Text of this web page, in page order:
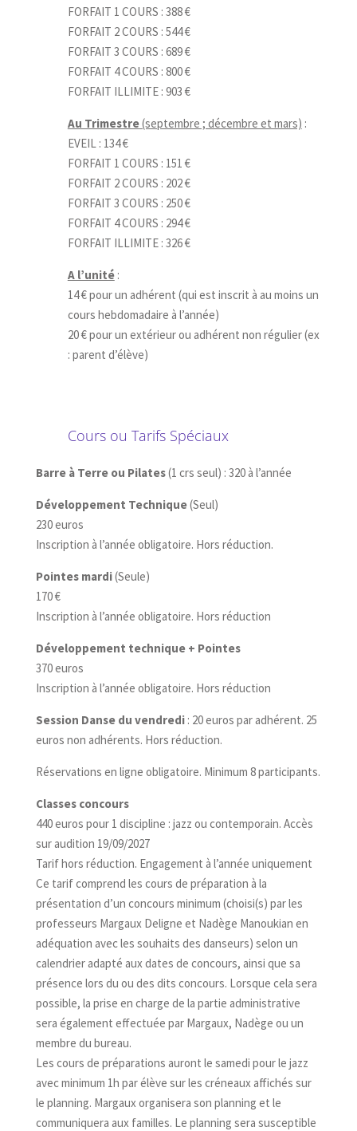
FORFAIT 1 COURS : 388 €
FORFAIT 2 COURS : 544 €
FORFAIT 3 COURS : 689 €
FORFAIT 4 COURS : 800 €
FORFAIT ILLIMITE : 903 €
Au Trimestre(septembre ; décembre et mars) :
EVEIL : 134 €
FORFAIT 1 COURS : 151 €
FORFAIT 2 COURS : 202 €
FORFAIT 3 COURS : 250 €
FORFAIT 4 COURS : 294 €
FORFAIT ILLIMITE : 326 €
A l’unité :
14 € pour un adhérent (qui est inscrit à au moins un
cours hebdomadaire à l’année)
20 € pour un extérieur ou adhérent non régulier (ex
: parent d’élève)
Cours ou Tarifs Spéciaux
Barre à Terre ou Pilates(1 crs seul) : 320 à l’année
Développement Technique(Seul)
230 euros
Inscription à l’année obligatoire. Hors réduction.
Pointes mardi(Seule)
170 €
Inscription à l’année obligatoire. Hors réduction
Développement technique + Pointes
370 euros
Inscription à l’année obligatoire. Hors réduction
Session Danse du vendredi: 20 euros par adhérent. 25
euros non adhérents. Hors réduction.
Réservations en ligne obligatoire. Minimum 8 participants.
Classes concours
440 euros pour 1 discipline : jazz ou contemporain. Accès
sur audition 19/09/2027
Tarif hors réduction. Engagement à l’année uniquement
Ce tarif comprend les cours de préparation à la
présentation d’un concours minimum (choisi(s) par les
professeurs Margaux Deligne et Nadège Manoukian en
adéquation avec les souhaits des danseurs) selon un
calendrier adapté aux dates de concours, ainsi que sa
présence lors du ou des dits concours. Lorsque cela sera
possible, la prise en charge de la partie administrative
sera également effectuée par Margaux, Nadège ou un
membre du bureau.
Les cours de préparations auront le samedi pour le jazz
avec minimum 1h par élève sur les créneaux affichés sur
le planning. Margaux organisera son planning et le
communiquera aux familles. Le planning sera susceptible